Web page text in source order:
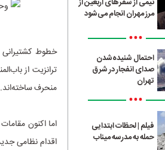
مرز مهران انجام می‌شود
•••
احتمال شنیده‌شدن
صدای انفجار در شرق
تهران
•••
فیلم | لحظات ابتدایی
حمله به مدرسه میناب
خطوط
ترانزیت از
منحرف ساخته‌اند.
اما اکنون
اقدام نظامی